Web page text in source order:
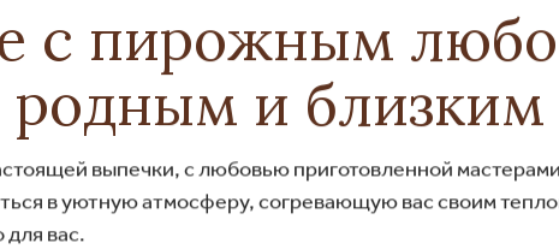
с пирожным
родным и близким
выпечки, с любовью приготовленной
в уютную атмосферу, согревающую вас своим
вас.